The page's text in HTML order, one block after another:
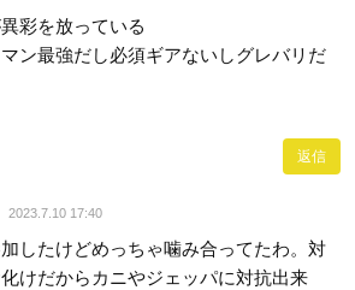
彩を放っている
ン最強だし必須ギアないしグレバリだ
返信
2023.7.10 17:40
したけどめっちゃ噛み合ってたわ。対
けだからカニやジェッパに対抗出来